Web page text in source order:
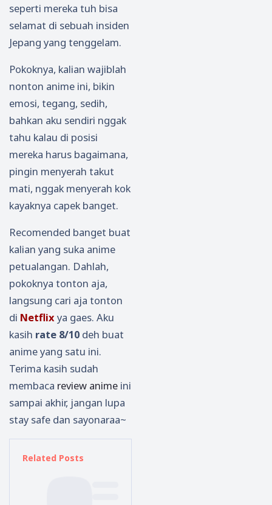
seperti mereka tuh bisa
selamat di sebuah insiden
Jepang yang tenggelam.
Pokoknya, kalian wajiblah
nonton anime ini, bikin
emosi, tegang, sedih,
bahkan aku sendiri nggak
tahu kalau di posisi
mereka harus bagaimana,
pingin menyerah takut
mati, nggak menyerah kok
kayaknya capek banget.
Recomended banget buat
kalian yang suka anime
petualangan. Dahlah,
pokoknya tonton aja,
langsung cari aja tonton
di Netflixya gaes. Aku
kasih rate 8/10 deh buat
anime yang satu ini.
Terima kasih sudah
membaca review anime ini
sampai akhir, jangan lupa
stay safe dan sayonaraa~
Related Posts